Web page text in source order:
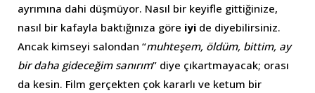
ayrımına dahi düşmüyor. Nasıl bir keyifle gittiğinize,
nasıl bir kafayla baktığınıza göre iyi de diyebilirsiniz.
Ancak kimseyi salondan “muhteşem, öldüm, bittim, ay
bir daha gideceğim sanırım” diye çıkartmayacak; orası
da kesin. Film gerçekten çok kararlı ve ketum bir